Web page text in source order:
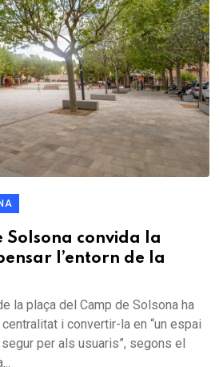
Solsona convida la
l’entorn de la
la plaça del Camp de Solsona ha
i convertir-la en “un espai
per als usuaris”, segons el